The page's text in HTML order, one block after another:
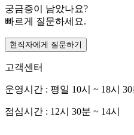
궁금증이 남았나요?
빠르게 질문하세요.
현직자에게 질문하기
고객센터
운영시간 : 평일 10시 ~ 18시
점심시간 : 12시 30분 ~ 14시